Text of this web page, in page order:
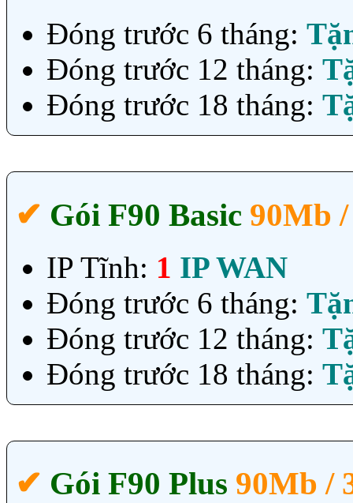
Đóng trước 6 tháng:
Đóng trước 12 tháng:
Đóng trước 18 tháng:
✔‎ Gói F90 Basic 90Mb
IP Tĩnh: 1 IP WAN
Đóng trước 6 tháng:
Đóng trước 12 tháng:
Đóng trước 18 tháng:
✔‎ Gói F90 Plus 90Mb /